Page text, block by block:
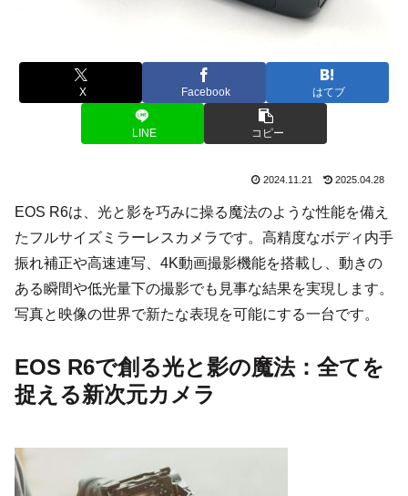
X Facebook はてブ
LINE コピー
2024.11.21 2025.04.28
EOS R6は、光と影を巧みに操る魔法のような性能を備え
たフルサイズミラーレスカメラです。高精度なボディ内手
振れ補正や高速連写、4K動画撮影機能を搭載し、動きの
ある瞬間や低光量下の撮影でも見事な結果を実現します。
写真と映像の世界で新たな表現を可能にする一台です。
EOS R6で創る光と影の魔法：全てを
捉える新次元カメラ